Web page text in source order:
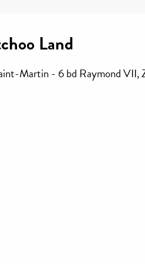
Land
Martin - 6 bd Raymond VII,